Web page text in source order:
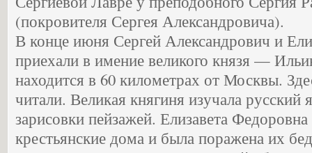
(покровителя Сергея Александровича).
В конце июня Сергей Александрович и
приехали в имение великого князя —
находится в 60 километрах от Москвы.
читали. Великая княгиня изучала русский
зарисовки пейзажей. Елизавета
крестьянские дома и была поражена их